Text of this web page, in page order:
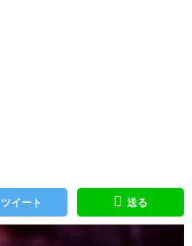
ツイート 送る